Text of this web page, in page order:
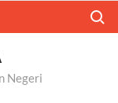
Negeri